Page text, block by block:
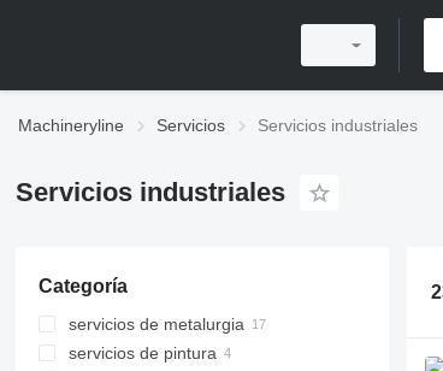
Machineryline Servicios Servicios industriales
Servicios industriales
Categoría
servicios de metalurgia
servicios de pintura